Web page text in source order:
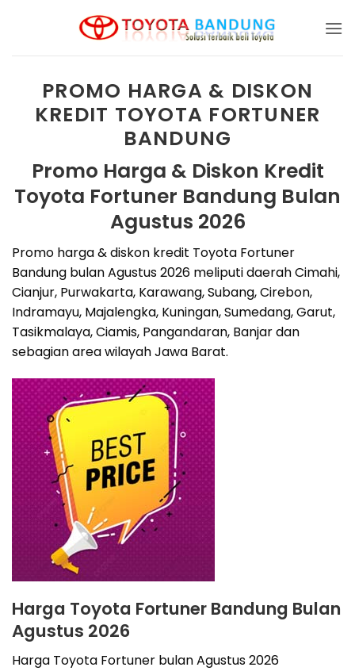
PROMO HARGA & DISKON
KREDIT TOYOTA FORTUNER
BANDUNG
Promo Harga & Diskon Kredit
Toyota Fortuner Bandung Bulan
Agustus 2026
Promo harga & diskon kredit Toyota Fortuner
Bandung bulan Agustus 2026 meliputi daerah Cimahi,
Cianjur, Purwakarta, Karawang, Subang, Cirebon,
Indramayu, Majalengka, Kuningan, Sumedang, Garut,
Tasikmalaya, Ciamis, Pangandaran, Banjar dan
sebagian area wilayah Jawa Barat.
Harga Toyota Fortuner Bandung Bulan
Agustus 2026
Harga Toyota Fortuner bulan Agustus 2026